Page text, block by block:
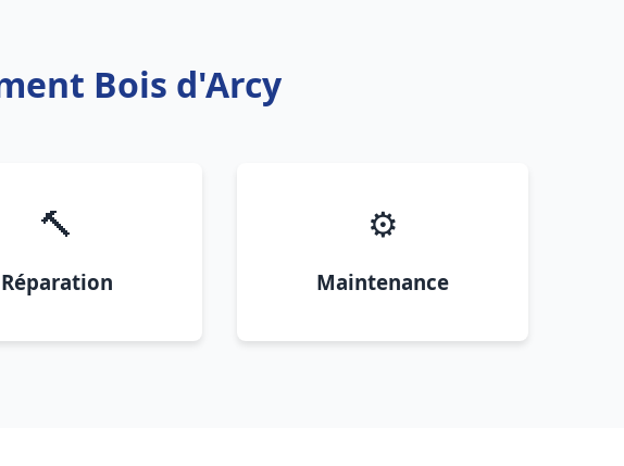
Bois d'Arcy
🔨
Réparation
⚙️
Maintenance